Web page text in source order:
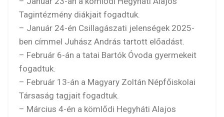
Tagintézmény diákjait fogadtuk.
– Január 24-én Csillagászati jelenségek 2025-
ben címmel Juhász András tartott előadást.
– Február 6-án a tatai Bartók Óvoda gyermekeit
fogadtuk.
– Február 13-án a Magyary Zoltán Népfőiskolai
Társaság tagjait fogadtuk.
– Március 4-én a kömlődi Hegyháti Alajos